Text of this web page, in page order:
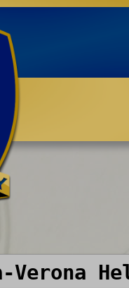
Verona